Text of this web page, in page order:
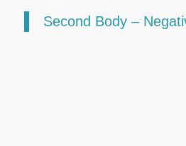
Second Body –